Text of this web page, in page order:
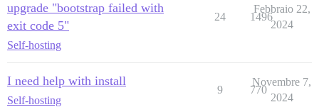
upgrade "bootstrap failed with
exit code 5"
Self-hosting
24 1496
Febbraio 22,
2024
I need help with install
Self-hosting
9 770
Novembre 7,
2024